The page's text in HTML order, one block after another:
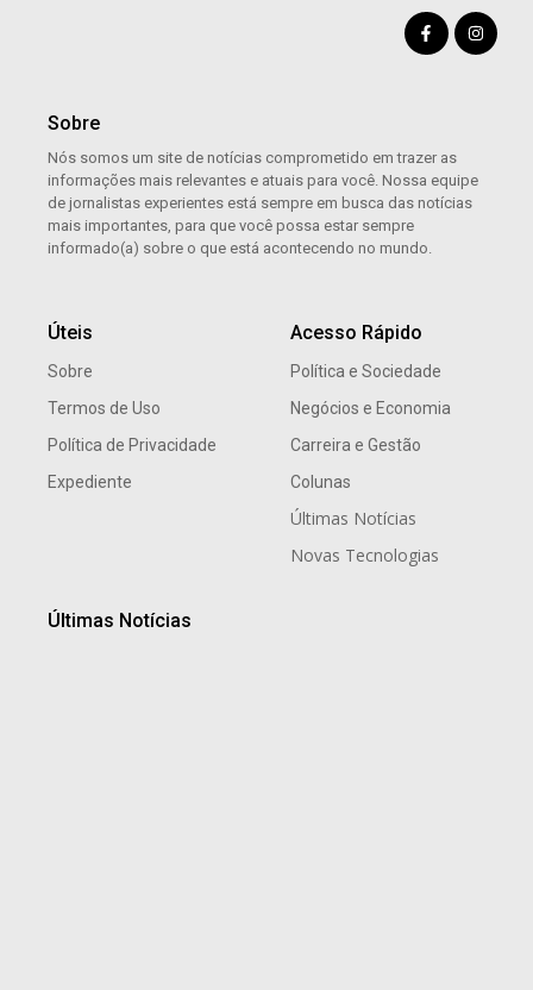
Sobre
Nós somos um site de notícias comprometido em trazer as
informações mais relevantes e atuais para você. Nossa equipe
de jornalistas experientes está sempre em busca das notícias
mais importantes, para que você possa estar sempre
informado(a) sobre o que está acontecendo no mundo.
Úteis
Sobre
Termos de Uso
Política de Privacidade
Expediente
Acesso Rápido
Política e Sociedade
Negócios e Economia
Carreira e Gestão
Colunas
Últimas Notícias
Novas Tecnologias
Últimas Notícias